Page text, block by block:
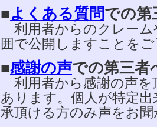
■よくある質問での第
利用者からのクレーム
囲で公開しますことを
■感謝の声での第三者
利用者から感謝の声を
あります。個人が特定
承頂ける方のみ声をお